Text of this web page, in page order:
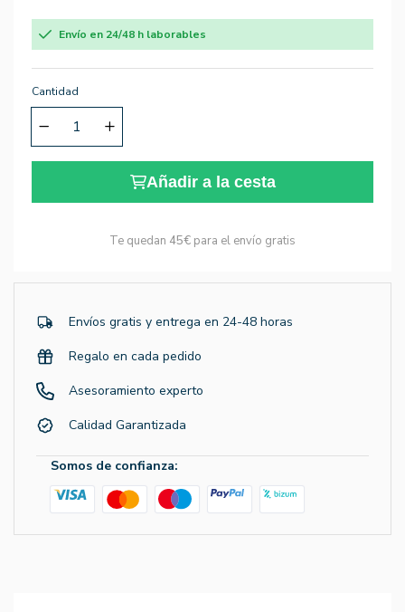
Envío en 24/48 h laborables
Cantidad
Añadir a la cesta
Te quedan 45€ para el envío gratis
Envíos gratis y entrega en 24-48 horas
Regalo en cada pedido
Asesoramiento experto
Calidad Garantizada
Somos de confianza: